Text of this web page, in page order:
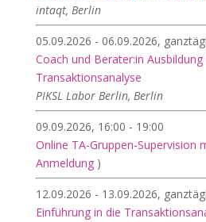
intaqt, Berlin
05.09.2026 - 06.09.2026,
Coach und Berater:in
Transaktionsanalyse
PIKSL Labor Berlin, Berlin
09.09.2026, 16:00 - 19:00
Online TA-Gruppen-Supervision
Anmeldung)
12.09.2026 - 13.09.2026,
Einführung in die